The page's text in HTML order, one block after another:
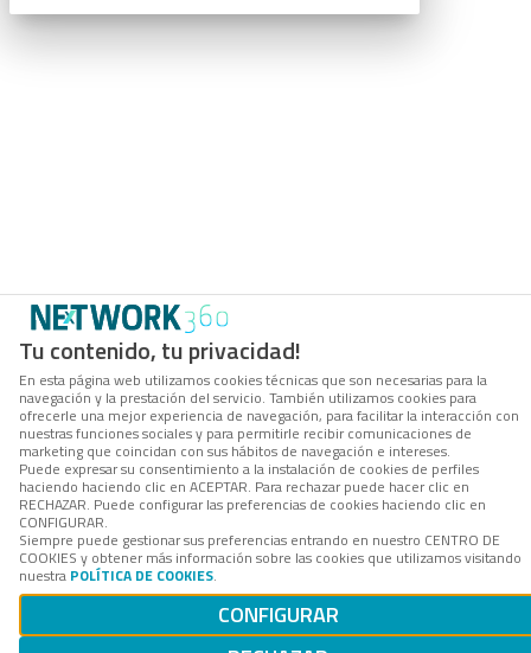
Tu contenido, tu privacidad!
En esta página web utilizamos cookies técnicas que son necesarias para la
navegación y la prestación del servicio. También utilizamos cookies para
ofrecerle una mejor experiencia de navegación, para facilitar la interacción con
nuestras funciones sociales y para permitirle recibir comunicaciones de
marketing que coincidan con sus hábitos de navegación e intereses.
Puede expresar su consentimiento a la instalación de cookies de perfiles
haciendo haciendo clic en ACEPTAR. Para rechazar puede hacer clic en
RECHAZAR. Puede configurar las preferencias de cookies haciendo clic en
CONFIGURAR.
Siempre puede gestionar sus preferencias entrando en nuestro CENTRO DE
COOKIES y obtener más información sobre las cookies que utilizamos visitando
nuestra POLÍTICA DE COOKIES.
CONFIGURAR